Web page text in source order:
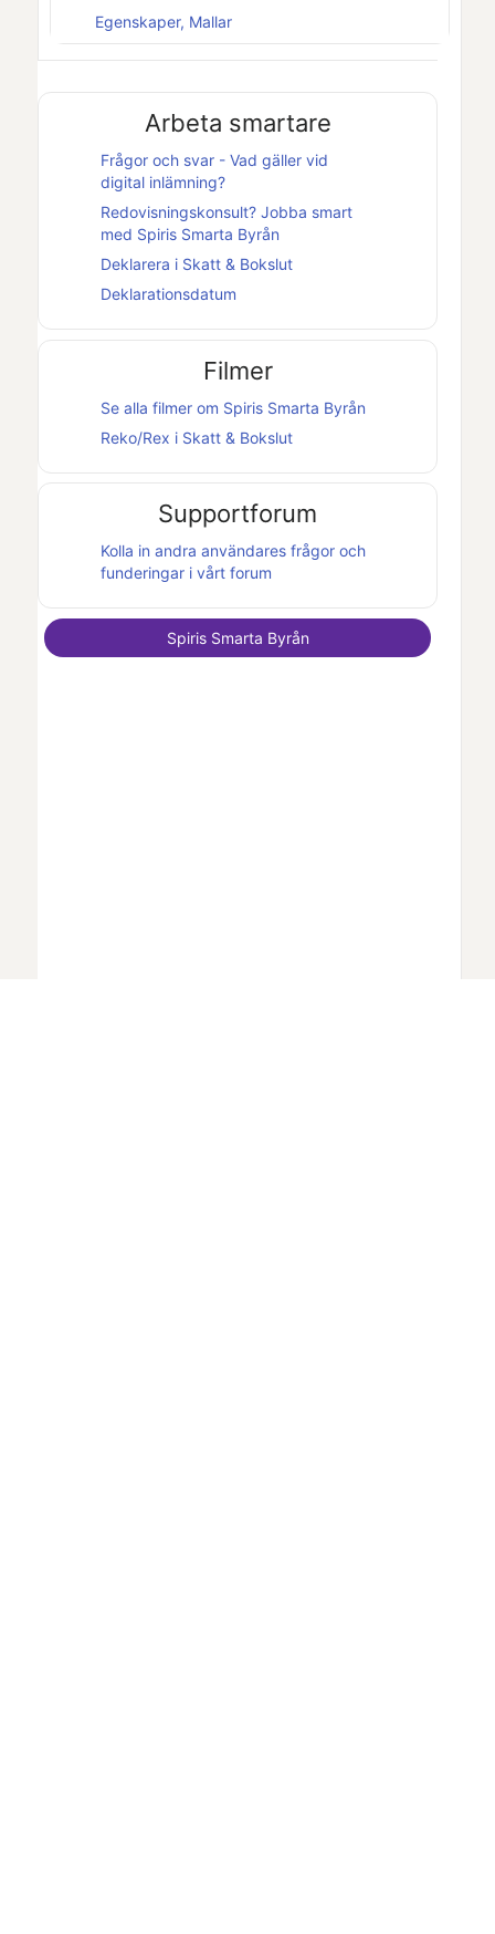
Egenskaper, Mallar
Arbeta smartare
Frågor och svar - Vad gäller vid
digital inlämning?
Redovisningskonsult? Jobba smart
med Spiris Smarta Byrån
Deklarera i Skatt & Bokslut
Deklarationsdatum
Filmer
Se alla filmer om Spiris Smarta Byrån
Reko/Rex i Skatt & Bokslut
Supportforum
Kolla in andra användares frågor och
funderingar i vårt forum
Spiris Smarta Byrån